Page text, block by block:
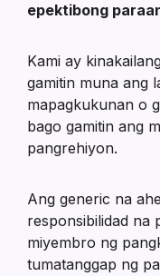
epektibong
Kami ay
gamitin muna ang
mapagkukunan o
bago gamitin ang
pangrehiyon.
Ang generic na
responsibilidad na
miyembro ng
tumatanggap ng